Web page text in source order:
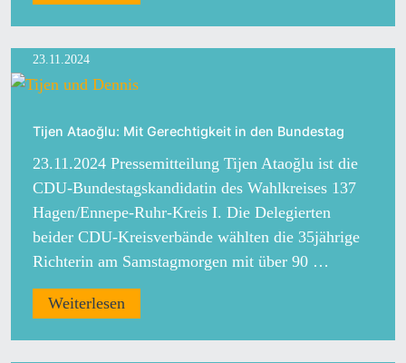
23.11.2024
Tijen Ataoğlu: Mit Gerechtigkeit in den Bundestag
23.11.2024 Pressemitteilung Tijen Ataoğlu ist die
CDU-Bundestagskandidatin des Wahlkreises 137
Hagen/Ennepe-Ruhr-Kreis I. Die Delegierten
beider CDU-Kreisverbände wählten die 35jährige
Richterin am Samstagmorgen mit über 90 …
Weiterlesen